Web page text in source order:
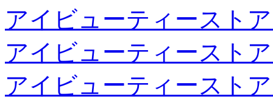
アイビューティースト
アイビューティースト
アイビューティースト